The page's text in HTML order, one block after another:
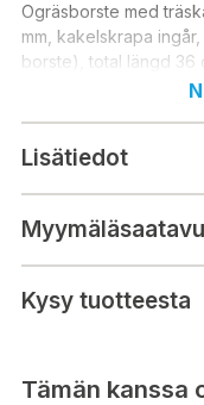
Ogräsborste med
mm, kakelskrapa
borste), total längd 36
Lisätiedot
Kysy tuotteesta
Tämän kanssa